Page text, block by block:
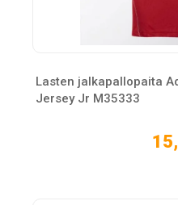
Lasten jalkapallopaita
Jersey Jr M35333